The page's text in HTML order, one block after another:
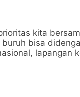
kita
bisa
lapangan